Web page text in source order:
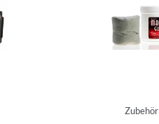
Zubehör